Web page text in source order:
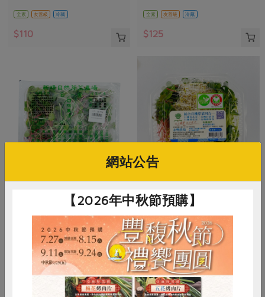
全素 友善級 冷藏
$110
全素 友善級 冷藏
$125
三合一芽苗(環保級)新峰-120g/
120公克/盒
環保級 冷藏
四合一芽苗(環保級)永豐-120g/
盒
120公克/盒
全素 環保級 冷藏
$95
網站公告
【2026年中秋節預購】